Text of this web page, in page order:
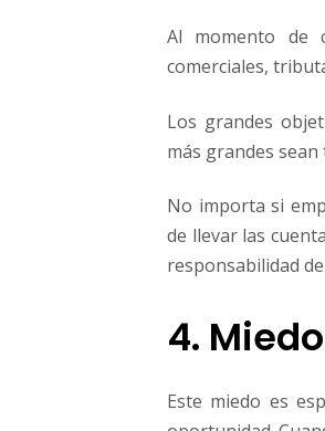
Al momento de
comerciales,
Los grandes
más grandes
No importa si
de llevar las
responsabilidad
4.
Este miedo es